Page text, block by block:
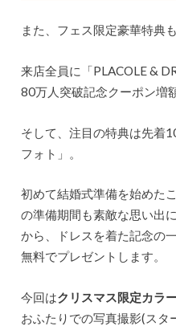
また、フェス限定豪華特典も
来店全員に「PLACOLE &
80万人突破記念クーポン増
そして、注目の特典は先着
フォト」。
初めて結婚式準備を始めた
の準備期間も素敵な思い出
から、ドレスを着た記念の
無料でプレゼントします。
今回はクリスマス限定カラ
おふたりでの写真撮影(スタ